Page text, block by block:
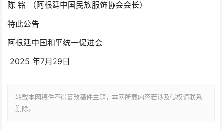
陈 铭 （阿根廷中国民族服饰协会会长）
特此公告
阿根廷中国和平统一促进会
2025 年7月29日
转载本网稿件不得篡改稿件主题，本网所载内容若涉及侵权请联系
删除。